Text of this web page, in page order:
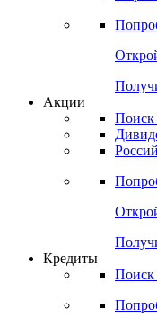
Поиск